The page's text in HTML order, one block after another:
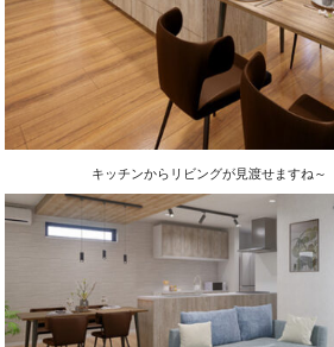
キッチンからリビングが見渡せますね～